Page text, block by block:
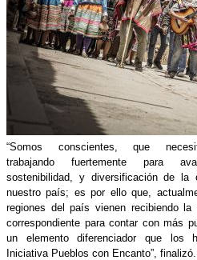
“Somos conscientes, que
trabajando fuertemente para
sostenibilidad, y diversificación de la
nuestro país; es por ello que,
regiones del país vienen recibiendo la
correspondiente para contar con más
un elemento diferenciador que los
Iniciativa Pueblos con Encanto”, finalizó.